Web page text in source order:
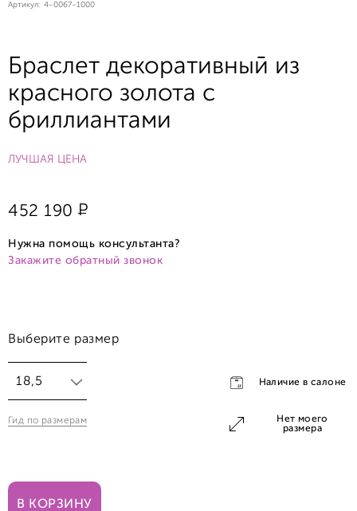
Артикул: 4-0067-1000
Браслет декоративный из
красного золота с
бриллиантами
ЛУЧШАЯ ЦЕНА
452 190 Р
Нужна помощь консультанта?
Закажите обратный звонок
Выберите размер
18,5
18,5
Гид по размерам
Нет моего
размера
Наличие в салоне
В КОРЗИНУ